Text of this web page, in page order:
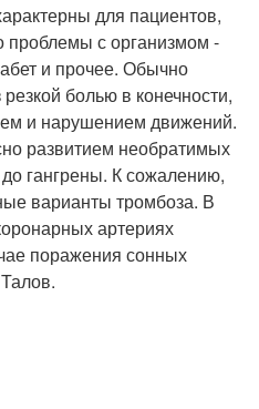
для пациентов,
проблемы с организмом -
и прочее. Обычно
болью в конечности,
и нарушением движений.
развитием необратимых
гангрены. К сожалению,
варианты тромбоза. В
артериях
поражения сонных